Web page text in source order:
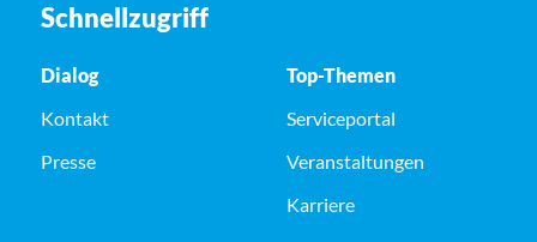
Schnellzugriff
Dialog
Kontakt
Presse
Top-Themen
Serviceportal
Veranstaltungen
Karriere